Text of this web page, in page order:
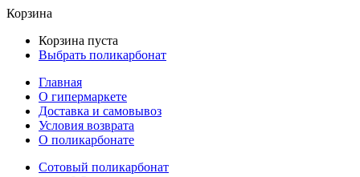
Корзина
Корзина пуста
Выбрать поликарбонат
Главная
О гипермаркете
Доставка и самовывоз
Условия возврата
О поликарбонате
Сотовый поликарбонат